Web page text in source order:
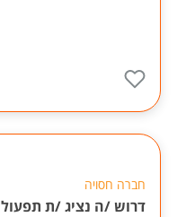
חברה חסויה
דרוש /ה נציג /ת תפעול